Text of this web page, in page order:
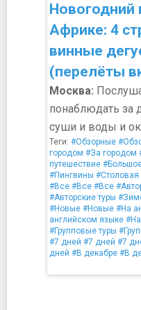
Новогодний
Африке: 4
винные
(перелёты
Москва:
понаблюдать
суши и воды и
Теги: #Обзорные
городом #За городом
путешествие
#Пингвины #Столовая
#Все #Все #Все
#Авторские туры
#Новые #Новые #На
английском языке
#Групповые туры
#7 дней #7 дней #7
дней #В декабре #В